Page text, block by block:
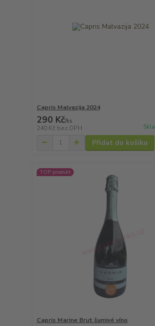
Capris Malvazija 2024
290 Kč/ks
240 Kč bez DPH
Přidat do košíku
TOP produkt
Capris Marine Brut šumivé víno